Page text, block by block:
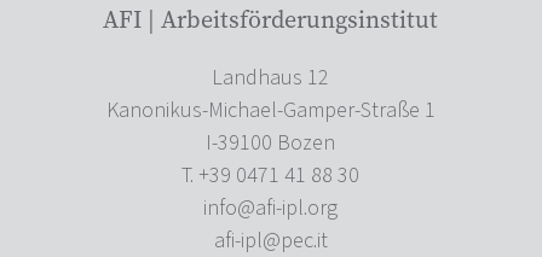
AFI | Arbeitsförderungsinstitut
Landhaus 12
Kanonikus-Michael-Gamper-Straße 1
I-39100 Bozen
T. +39 0471 41 88 30
info@afi-ipl.org
afi-ipl@pec.it